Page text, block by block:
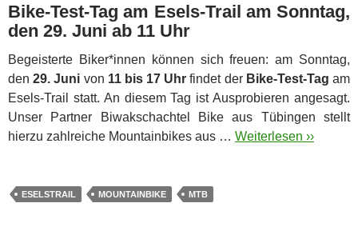
Bike-Test-Tag am Esels-Trail am Sonntag,
den 29. Juni ab 11 Uhr
Begeisterte Biker*innen können sich freuen: am Sonntag,
den29. Juni von 11 bis 17 Uhr findet der Bike-Test-Tag am
Esels-Trail statt. An diesem Tag ist Ausprobieren angesagt.
Unser Partner Biwakschachtel Bike aus Tübingen stellt
hierzu zahlreiche Mountainbikes aus … Weiterlesen ››
ESELSTRAIL MOUNTAINBIKE MTB